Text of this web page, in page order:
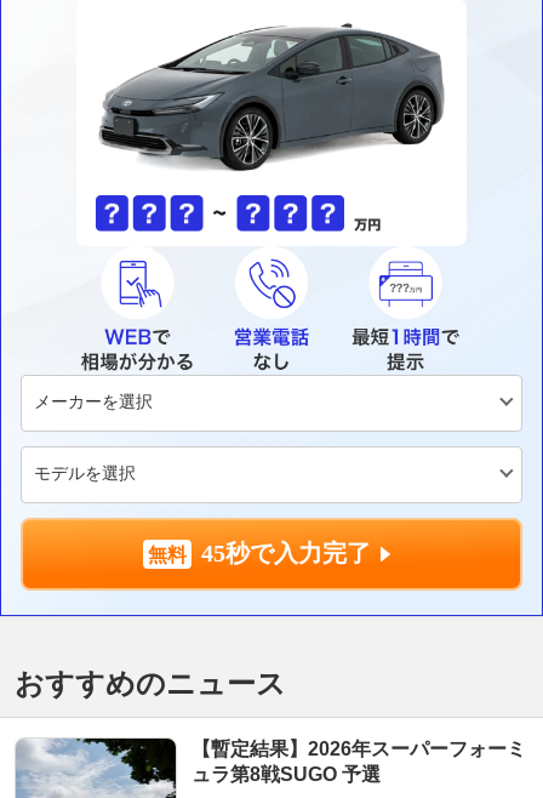
45秒で入力完了
おすすめのニュース
【暫定結果】2026年スーパーフォーミ
ュラ第8戦SUGO 予選